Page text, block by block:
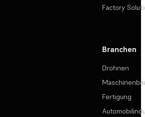
Factory
Branchen
Drohnen
Fertigung